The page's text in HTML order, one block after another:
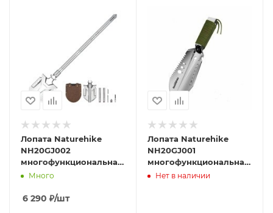
Лопата Naturehike
NH20GJ002
многофункциональная
серебряный ,
Много
6 290 ₽/шт
Лопата Naturehike
NH20GJ001
многофункциональная
ручная серебряный,
Нет в наличии